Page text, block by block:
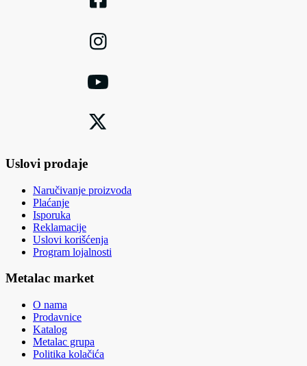
Uslovi prodaje
Naručivanje proizvoda
Plaćanje
Isporuka
Reklamacije
Uslovi korišćenja
Program lojalnosti
Metalac market
O nama
Prodavnice
Katalog
Metalac grupa
Politika kolačića